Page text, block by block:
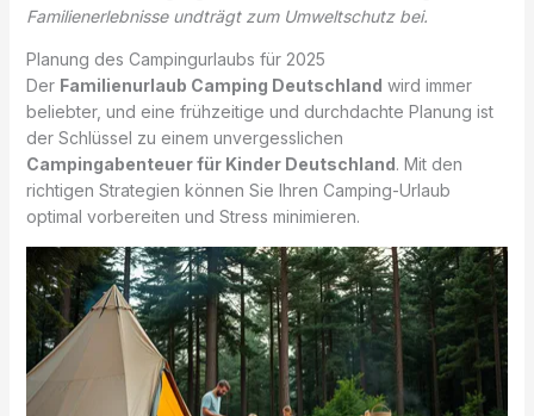
Familienerlebnisse undträgt zum Umweltschutz bei.
Planung des Campingurlaubs für 2025
Der Familienurlaub Camping Deutschland wird immer
beliebter, und eine frühzeitige und durchdachte Planung ist
der Schlüssel zu einem unvergesslichen
Campingabenteuer für Kinder Deutschland. Mit den
richtigen Strategien können Sie Ihren Camping-Urlaub
optimal vorbereiten und Stress minimieren.